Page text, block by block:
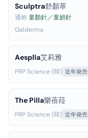
Sculptra舒顏萃
通称童顏針／童妍針
Galderma
Aesplla艾莉雅
PRP Science (韓) 近年発売
The Pilla樂蓓菈
PRP Science (韓) 近年発売